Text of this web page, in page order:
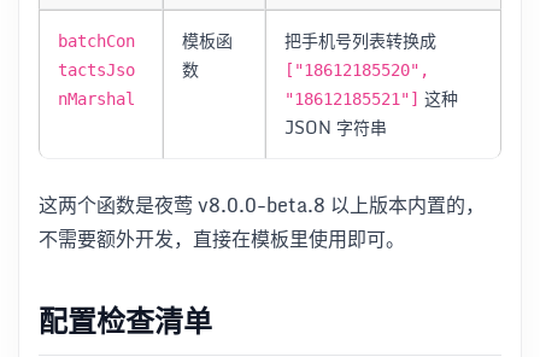
batchCon
tactsJso
nMarshal
模板函
数
把手机号列表转换成
["18612185520",
"18612185521"] 这种
JSON 字符串
这两个函数是夜莺 v8.0.0-beta.8 以上版本内置的，
不需要额外开发，直接在模板里使用即可。
配置检查清单